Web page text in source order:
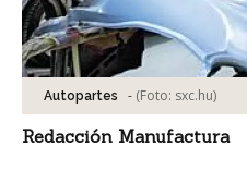
Autopartes - (Foto: sxc.hu)
Redacción Manufactura